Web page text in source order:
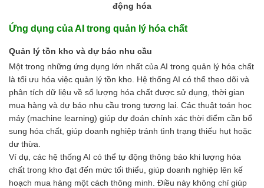
động hóa
Ứng dụng của AI trong quản lý hóa chất
Quản lý tồn kho và dự báo nhu cầu
Một trong những ứng dụng lớn nhất của AI trong quản lý hóa chất
là tối ưu hóa việc quản lý tồn kho. Hệ thống AI có thể theo dõi và
phân tích dữ liệu về số lượng hóa chất được sử dụng, thời gian
mua hàng và dự báo nhu cầu trong tương lai. Các thuật toán học
máy (machine learning) giúp dự đoán chính xác thời điểm cần bổ
sung hóa chất, giúp doanh nghiệp tránh tình trạng thiếu hụt hoặc
dư thừa.
Ví dụ, các hệ thống AI có thể tự động thông báo khi lượng hóa
chất trong kho đạt đến mức tối thiểu, giúp doanh nghiệp lên kế
hoạch mua hàng một cách thông minh. Điều này không chỉ giúp